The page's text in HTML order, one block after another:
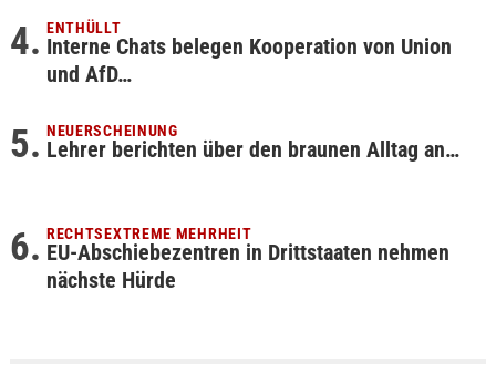
ENTHÜLLT
Interne Chats belegen Kooperation von Union
und AfD…
NEUERSCHEINUNG
Lehrer berichten über den braunen Alltag an…
RECHTSEXTREME MEHRHEIT
EU-Abschiebezentren in Drittstaaten nehmen
nächste Hürde